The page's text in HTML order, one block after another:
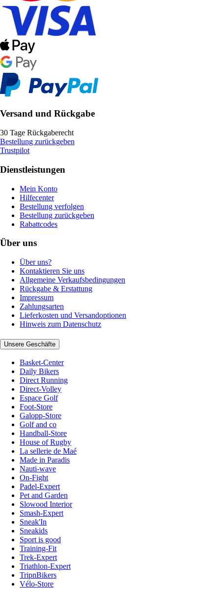
Versand und Rückgabe
30 Tage Rückgaberecht
Bestellung zurückgeben
Trustpilot
Dienstleistungen
Mein Konto
Hilfecenter
Bestellung verfolgen
Bestellung zurückgeben
Rabattcodes
Über uns
Über uns?
Kontaktieren Sie uns
Allgemeine Verkaufsbedingungen
Rückgabe & Erstattung
Impressum
Zahlungsarten
Lieferkosten und Versandoptionen
Hinweis zum Datenschutz
Unsere Geschäfte
Basket-Center
Daily Bikers
Direct Running
Direct-Volley
Espace Golf
Foot-Store
Galopp-Store
Golf and co
Handball-Store
House of Rugby
La sellerie de Maé
Made in Paradis
Nauti-wave
On-Fight
Padel-Expert
Pet and Garden
Slowood Interior
Smash-Expert
Sneak'In
Sneakids
Sport is good
Training-Fit
Trek-Expert
Triathlon-Expert
TripnBikers
Vélo-Store